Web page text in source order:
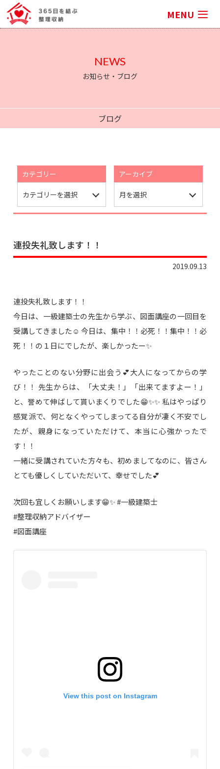
MENU
NEWS
お知らせ・ブログ
ブログ
カテゴリー アーカイブ
連投失礼致します！！
2019.09.13
連投失礼致します！！
今日は、一級建築士の先生から学ぶ、図面講座の一回目を
受講してきました☺️ 今日は、集中！！必死！！集中！！必
死！！の１日にでしたが、楽しかったー✨
やったことのない分野に出会う💕大人になってからの学
び！！ 先生からは、「大丈夫！」「出来てますよー！」
と、誉めて伸ばして貰いまくりでした😁✨✨ 私はやっぱり
感覚派で、何となくやってしまってる自分が凄く不安でし
たが、親身になっていただけて、本当に心強かったで
す！！
一緒に受講されていた方々も、初めましてなのに、皆さん
とても優しくしていただいて、幸せでした💕
次回も宜しくお願いします😁✨ #一級建築士
#整理収納アドバイザー
#図面講座
View this post on Instagram